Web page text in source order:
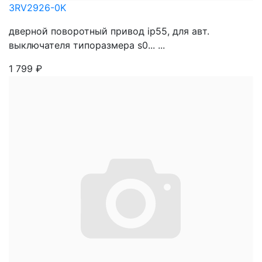
3RV2926-0K
дверной поворотный привод ip55, для авт.
выключателя типоразмера s0... ...
1 799 ₽